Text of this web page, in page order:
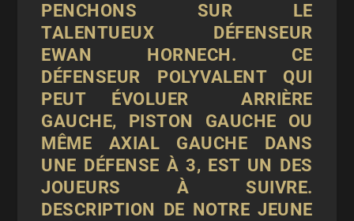
PENCHONS SUR LE
TALENTUEUX DÉFENSEUR
EWAN HORNECH. CE
DÉFENSEUR POLYVALENT QUI
PEUT ÉVOLUER ARRIÈRE
GAUCHE, PISTON GAUCHE OU
MÊME AXIAL GAUCHE DANS
UNE DÉFENSE À 3, EST UN DES
JOUEURS À SUIVRE.
DESCRIPTION DE NOTRE JEUNE